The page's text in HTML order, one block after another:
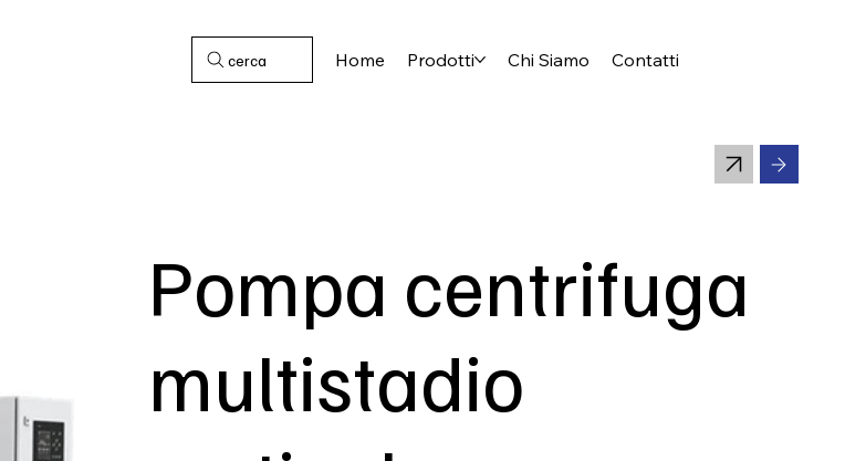
cerca Home Prodotti Chi Siamo Contatti
Pompa centrifuga
multistadio